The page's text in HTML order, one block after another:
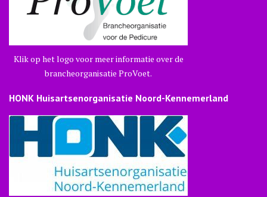
Klik op het logo voor meer informatie over de
brancheorganisatie ProVoet.
HONK Huisartsenorganisatie Noord-Kennemerland